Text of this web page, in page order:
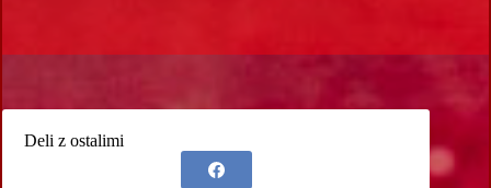
Deli z ostalimi